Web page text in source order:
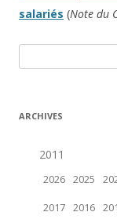
salariés (Note du
ARCHIVES
2011
2026 2025
2017 2016